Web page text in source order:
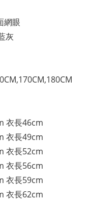
網眼
灰
,170CM,180CM
衣長46cm
衣長49cm
衣長52cm
衣長56cm
衣長59cm
衣長62cm